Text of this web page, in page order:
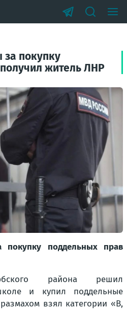
покупку
житель ЛНР
поддельных прав
района решил
и купил поддельные
взял категории «В,